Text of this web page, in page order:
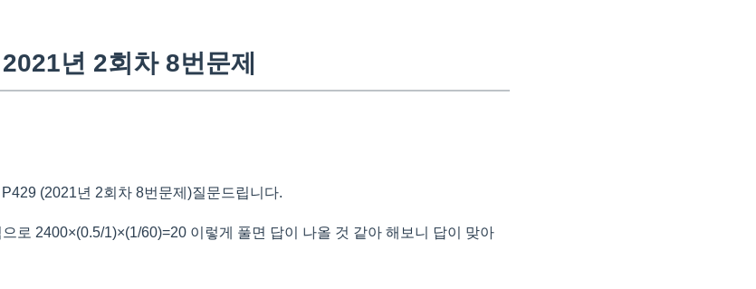
년 2회차 8번문제
(2021년 2회차 8번문제)질문드립니다.
로 2400×(0.5/1)×(1/60)=20 이렇게 풀면 답이 나올 것 같아 해보니 답이 맞아